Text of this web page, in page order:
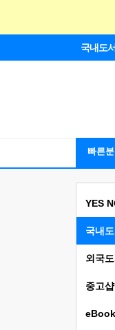
국내도서
빠른분
YES
국내도
외국도
중고샵
eBook